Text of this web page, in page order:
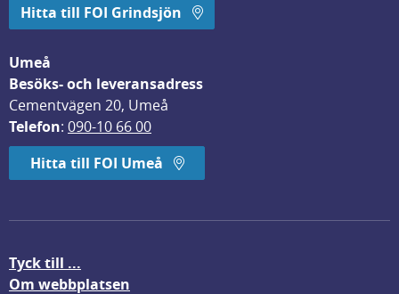
Hitta till FOI Grindsjön
Umeå
Besöks- och leveransadress
Cementvägen 20, Umeå
Telefon: 090-10 66 00
Hitta till FOI Umeå
Tyck till ...
Om webbplatsen